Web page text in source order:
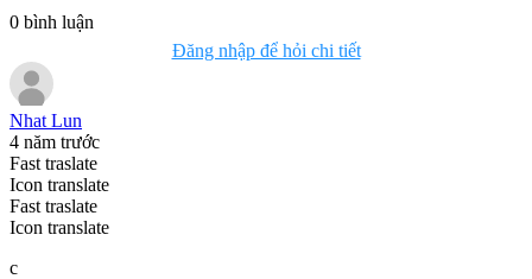
0 bình luận
Đăng nhập để hỏi chi tiết
Nhat Lun
4 năm trước
Fast traslate
Icon translate
Fast traslate
Icon translate
c